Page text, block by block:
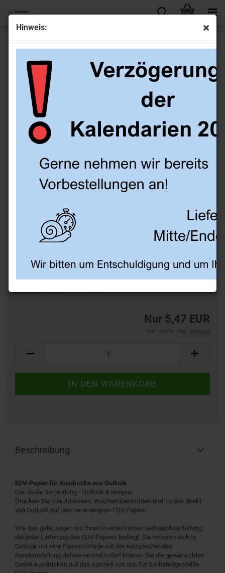
Hinweis:
EDV-Papier für Outlook, A5
Regulärer-Preis:
10.95
Nur 5,47 EUR
Versand
Beschreibung
EDV-Papier für Ausdrucke aus Outlook
Die ideale Verbindung - Outlook & tempus
Drucken Sie Ihre Adressen, Wochenübersichten und To do's direkt
von Outlook auf das neue tempus-EDV-Papier.
Wie das geht, sagen wir Ihnen in einer kurzen Gebrauchsanleitung,
die jeder Lieferung des EDV-Papiers beiliegt. Sie müssen sich in
Outlook nur eine Formatvorlage mit der entsprechenden
Randeinstellung definieren und sofort können Sie die gewünschten
Daten ausdrucken auf das speziell von uns für Sie bereitgestellte